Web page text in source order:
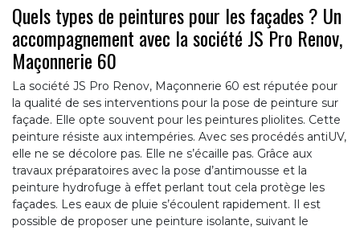
Quels types de peintures pour les façades ? Un
accompagnement avec la société JS Pro Renov,
Maçonnerie 60
La société JS Pro Renov, Maçonnerie 60 est réputée pour
la qualité de ses interventions pour la pose de peinture sur
façade. Elle opte souvent pour les peintures pliolites. Cette
peinture résiste aux intempéries. Avec ses procédés antiUV,
elle ne se décolore pas. Elle ne s’écaille pas. Grâce aux
travaux préparatoires avec la pose d’antimousse et la
peinture hydrofuge à effet perlant tout cela protège les
façades. Les eaux de pluie s’écoulent rapidement. Il est
possible de proposer une peinture isolante, suivant le